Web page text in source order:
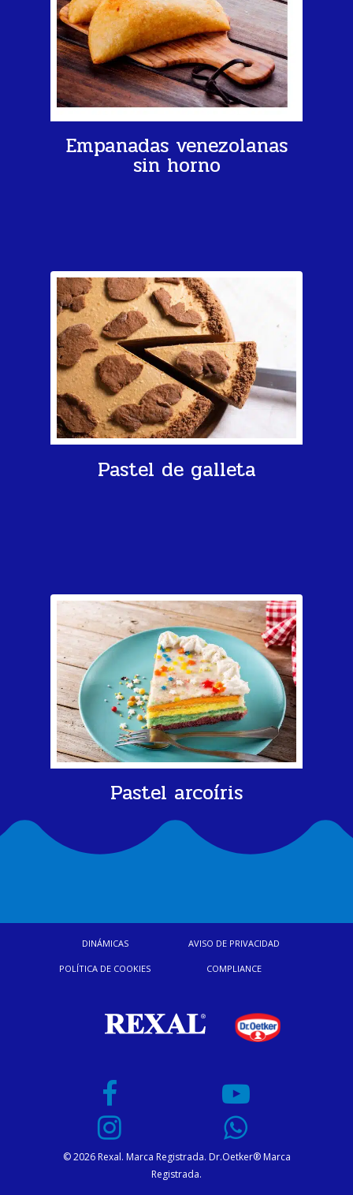
Empanadas venezolanas
sin horno
Pastel de galleta
Pastel arcoíris
DINÁMICAS AVISO DE PRIVACIDAD
POLÍTICA DE COOKIES COMPLIANCE
© 2026 Rexal. Marca Registrada. Dr.Oetker® Marca
Registrada.